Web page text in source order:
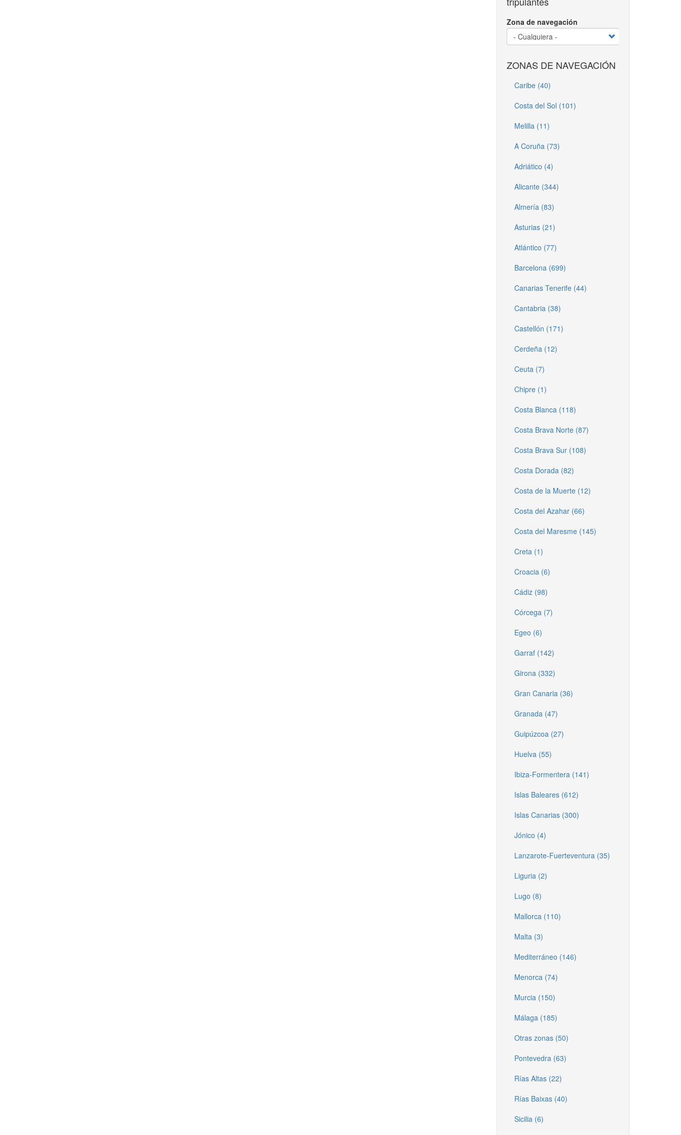
Zona de navegación
ZONAS DE NAVEGACIÓN
Caribe (40)
Costa del Sol (101)
Melilla (11)
A Coruña (73)
Adriático (4)
Alicante (344)
Almería (83)
Asturias (21)
Atlántico (77)
Barcelona (699)
Canarias Tenerife (44)
Cantabria (38)
Castellón (171)
Cerdeña (12)
Ceuta (7)
Chipre (1)
Costa Blanca (118)
Costa Brava Norte (87)
Costa Brava Sur (108)
Costa Dorada (82)
Costa de la Muerte (12)
Costa del Azahar (66)
Costa del Maresme (145)
Creta (1)
Croacia (6)
Cádiz (98)
Córcega (7)
Egeo (6)
Garraf (142)
Girona (332)
Gran Canaria (36)
Granada (47)
Guipúzcoa (27)
Huelva (55)
Ibiza-Formentera (141)
Islas Baleares (612)
Islas Canarias (300)
Jónico (4)
Lanzarote-Fuerteventura (35)
Liguria (2)
Lugo (8)
Mallorca (110)
Malta (3)
Mediterráneo (146)
Menorca (74)
Murcia (150)
Málaga (185)
Otras zonas (50)
Pontevedra (63)
Rías Altas (22)
Rías Baixas (40)
Sicilia (6)